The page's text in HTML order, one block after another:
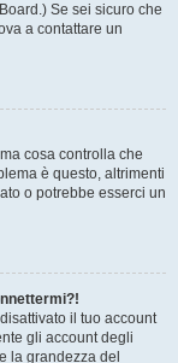
Se sei sicuro che
a contattare un
cosa controlla che
è questo, altrimenti
o potrebbe esserci un
il tuo account
gli account degli
la grandezza del